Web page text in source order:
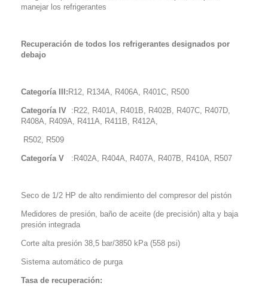
manejar los refrigerantes
Recuperación de todos los refrigerantes designados por
debajo
Categoría III: R12, R134A, R406A, R401C, R500
Categoría IV : R22, R401A, R401B, R402B, R407C, R407D,
R408A, R409A, R411A, R411B, R412A,
R502, R509
Categoría V : R402A, R404A, R407A, R407B, R410A, R507
Seco de 1/2 HP de alto rendimiento del compresor del pistón
Medidores de presión, baño de aceite (de precisión) alta y baja
presión integrada
Corte alta presión 38,5 bar/3850 kPa (558 psi)
Sistema automático de purga
Tasa de recuperación: